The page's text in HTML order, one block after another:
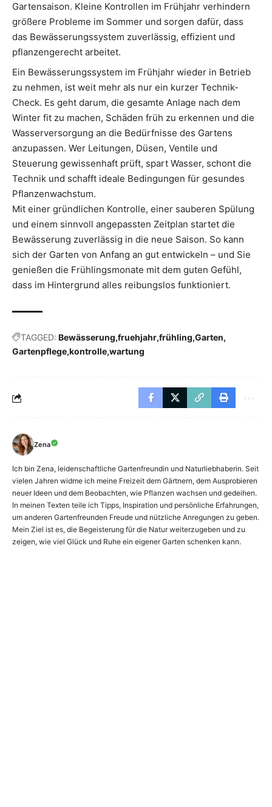
Gartensaison. Kleine Kontrollen im Frühjahr verhindern
größere Probleme im Sommer und sorgen dafür, dass
das Bewässerungssystem zuverlässig, effizient und
pflanzengerecht arbeitet.
Ein Bewässerungssystem im Frühjahr wieder in Betrieb
zu nehmen, ist weit mehr als nur ein kurzer Technik-
Check. Es geht darum, die gesamte Anlage nach dem
Winter fit zu machen, Schäden früh zu erkennen und die
Wasserversorgung an die Bedürfnisse des Gartens
anzupassen. Wer Leitungen, Düsen, Ventile und
Steuerung gewissenhaft prüft, spart Wasser, schont die
Technik und schafft ideale Bedingungen für gesundes
Pflanzenwachstum.
Mit einer gründlichen Kontrolle, einer sauberen Spülung
und einem sinnvoll angepassten Zeitplan startet die
Bewässerung zuverlässig in die neue Saison. So kann
sich der Garten von Anfang an gut entwickeln – und Sie
genießen die Frühlingsmonate mit dem guten Gefühl,
dass im Hintergrund alles reibungslos funktioniert.
TAGGED: Bewässerung fruehjahr frühling Garten
Gartenpflege kontrolle wartung
Zena
Ich bin Zena, leidenschaftliche Gartenfreundin und Naturliebhaberin. Seit
vielen Jahren widme ich meine Freizeit dem Gärtnern, dem Ausprobieren
neuer Ideen und dem Beobachten, wie Pflanzen wachsen und gedeihen.
In meinen Texten teile ich Tipps, Inspiration und persönliche Erfahrungen,
um anderen Gartenfreunden Freude und nützliche Anregungen zu geben.
Mein Ziel ist es, die Begeisterung für die Natur weiterzugeben und zu
zeigen, wie viel Glück und Ruhe ein eigener Garten schenken kann.